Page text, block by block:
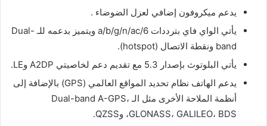
يدعم ميكروفون إضافي لعزل الضوضاء .
يأتي الواي فاي بترددات a/b/g/n/ac/6 ويتميز بدعمه للـ Dual-
band ونقطة الاتصال (hotspot).
يأتي البلوتوث بإصدار 5.3 مع تقديم دعم لخاصيتي A2DP وLE.
يدعم الهاتف نظام تحديد المواقع العالمي (GPS) بالإضافة إلى
أنظمة الملاحة الأخرى مثل الـ Dual-band A-GPS،
GLONASS، GALILEO، BDS، وQZSS.